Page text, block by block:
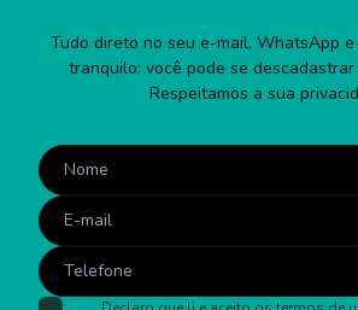
Tudo direto no seu e-mail, WhatsApp e
tranquilo: você pode se
Respeitamos a sua